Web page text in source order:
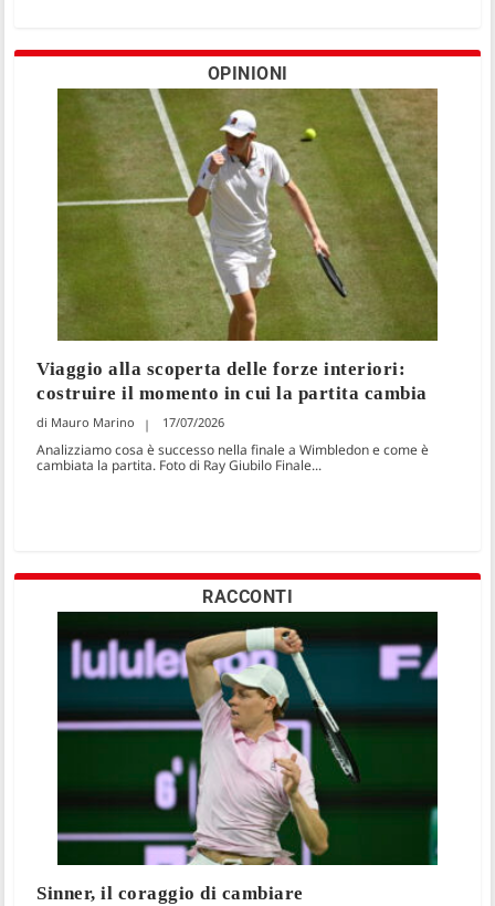
OPINIONI
Viaggio alla scoperta delle forze interiori:
costruire il momento in cui la partita cambia
Mauro Marino 17/07/2026
Analizziamo cosa è successo nella finale a Wimbledon e come è
cambiata la partita. Foto di Ray Giubilo Finale...
RACCONTI
Sinner, il coraggio di cambiare